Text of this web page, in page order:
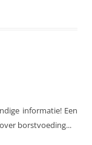
informatie! Een
borstvoeding...